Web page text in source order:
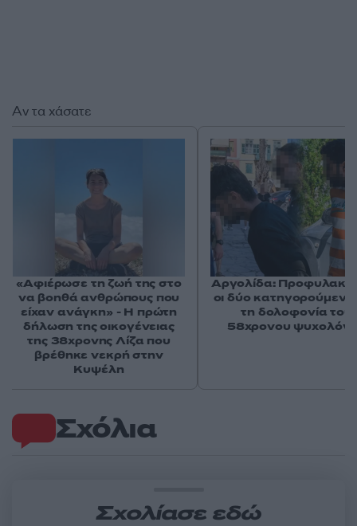
Σχόλια
Σχολίασε εδώ
Αν τα χάσατε
«Αφιέρωσε τη ζωή της στο
να βοηθά ανθρώπους που
είχαν ανάγκη» - Η πρώτη
δήλωση της οικογένειας
της 38χρονης Λίζα που
βρέθηκε νεκρή στην
Κυψέλη
Αργολίδα:
οι δύο
τη δολοφονία του
58χρονου